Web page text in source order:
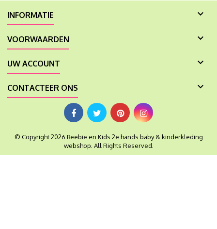
INFORMATIE 
VOORWAARDEN 
UW ACCOUNT 
CONTACTEER ONS 
© Copyright 2026 Beebie en Kids 2e hands baby & kinderkleding
webshop. All Rights Reserved.